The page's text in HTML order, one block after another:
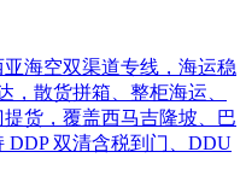
海空双渠道专线，海运稳
，散货拼箱、整柜海运、
货，覆盖西马吉隆坡、巴
DDP 双清含税到门、DDU